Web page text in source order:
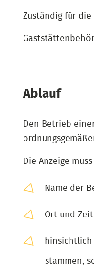
Zuständig für die
Ablauf
Den Betrieb
Die Anzeige
Name der
Ort und
hinsichtlich
stammen,